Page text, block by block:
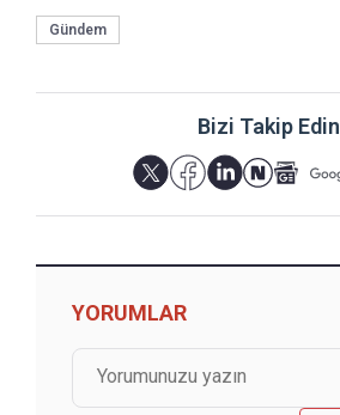
Gündem
Bizi Takip Edin
YORUMLAR